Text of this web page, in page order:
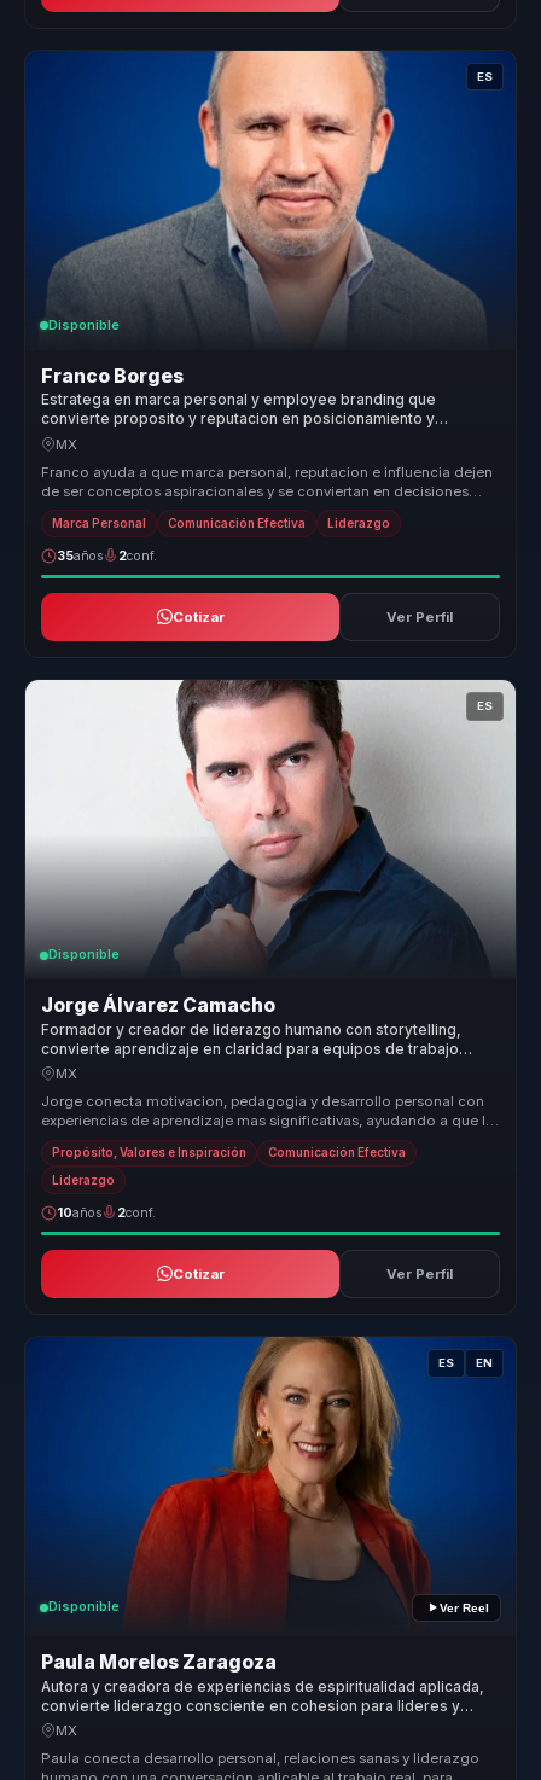
ES
Disponible
Franco Borges
Estratega en marca personal y employee branding que
convierte proposito y reputacion en posicionamiento y
autoridad para lideres y organizaciones.
MX
Franco ayuda a que marca personal, reputacion e influencia dejen
de ser conceptos aspiracionales y se conviertan en decisiones
concretas ...
Marca Personal Comunicación Efectiva Liderazgo
35años 2conf.
Cotizar Ver Perfil
ES
Disponible
Jorge Álvarez Camacho
Formador y creador de liderazgo humano con storytelling,
convierte aprendizaje en claridad para equipos de trabajo
reales.
MX
Jorge conecta motivacion, pedagogia y desarrollo personal con
experiencias de aprendizaje mas significativas, ayudando a que la
audiencia...
Propósito, Valores e Inspiración Comunicación Efectiva
Liderazgo
10años 2conf.
Cotizar Ver Perfil
ES EN
Disponible Ver Reel
Paula Morelos Zaragoza
Autora y creadora de experiencias de espiritualidad aplicada,
convierte liderazgo consciente en cohesion para lideres y
equipos.
MX
Paula conecta desarrollo personal, relaciones sanas y liderazgo